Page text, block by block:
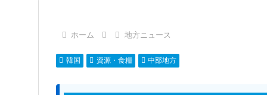
ホーム 地方ニュース
韓国 資源・食糧 中部地方